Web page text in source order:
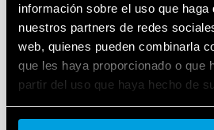
información sobre el uso que haga
nuestros partners de redes
web, quienes pueden combinarla
que les haya proporcionado o que
partir del uso que haya hecho de
Cookie policy.
pero aún pueden quedar picos
suficientemente altos como
componentes electrónicos
Los SPD Tipo 3 proporcionan el